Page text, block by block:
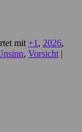
mit +1 , 2026,
, Vorsicht |